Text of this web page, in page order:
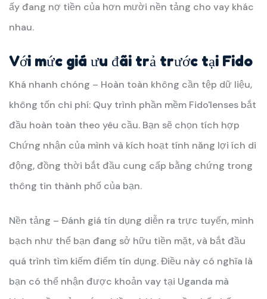
ấy đang nợ tiền của hơn mười nền tảng cho vay khác
nhau.
Với mức giá ưu đãi trả trước tại Fido
Khá nhanh chóng – Hoàn toàn không cần tệp dữ liệu,
không tốn chi phí: Quy trình phần mềm Fido'lenses bắt
đầu hoàn toàn theo yêu cầu. Bạn sẽ chọn tích hợp
Chứng nhận của mình và kích hoạt tính năng lợi ích di
động, đồng thời bắt đầu cung cấp bằng chứng trong
thông tin thành phố của bạn.
Nền tảng – Đánh giá tín dụng diễn ra trực tuyến, minh
bạch như thể bạn đang sở hữu tiền mặt, và bắt đầu
quá trình tìm kiếm điểm tín dụng. Điều này có nghĩa là
bạn có thể nhận được khoản vay tại Uganda mà